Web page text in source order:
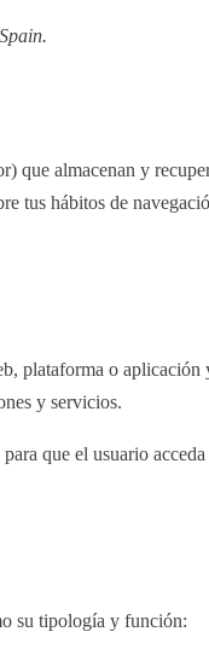
almacenan y
hábitos de
plataforma o
y servicios.
que el usuario
su tipología y función: